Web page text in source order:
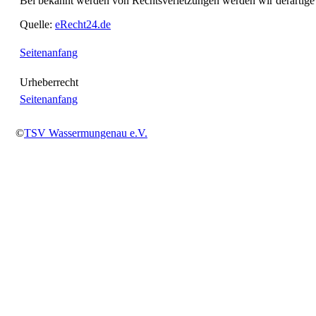
Quelle: eRecht24.de
Seitenanfang
Urheberrecht
Seitenanfang
©TSV Wassermungenau e.V.